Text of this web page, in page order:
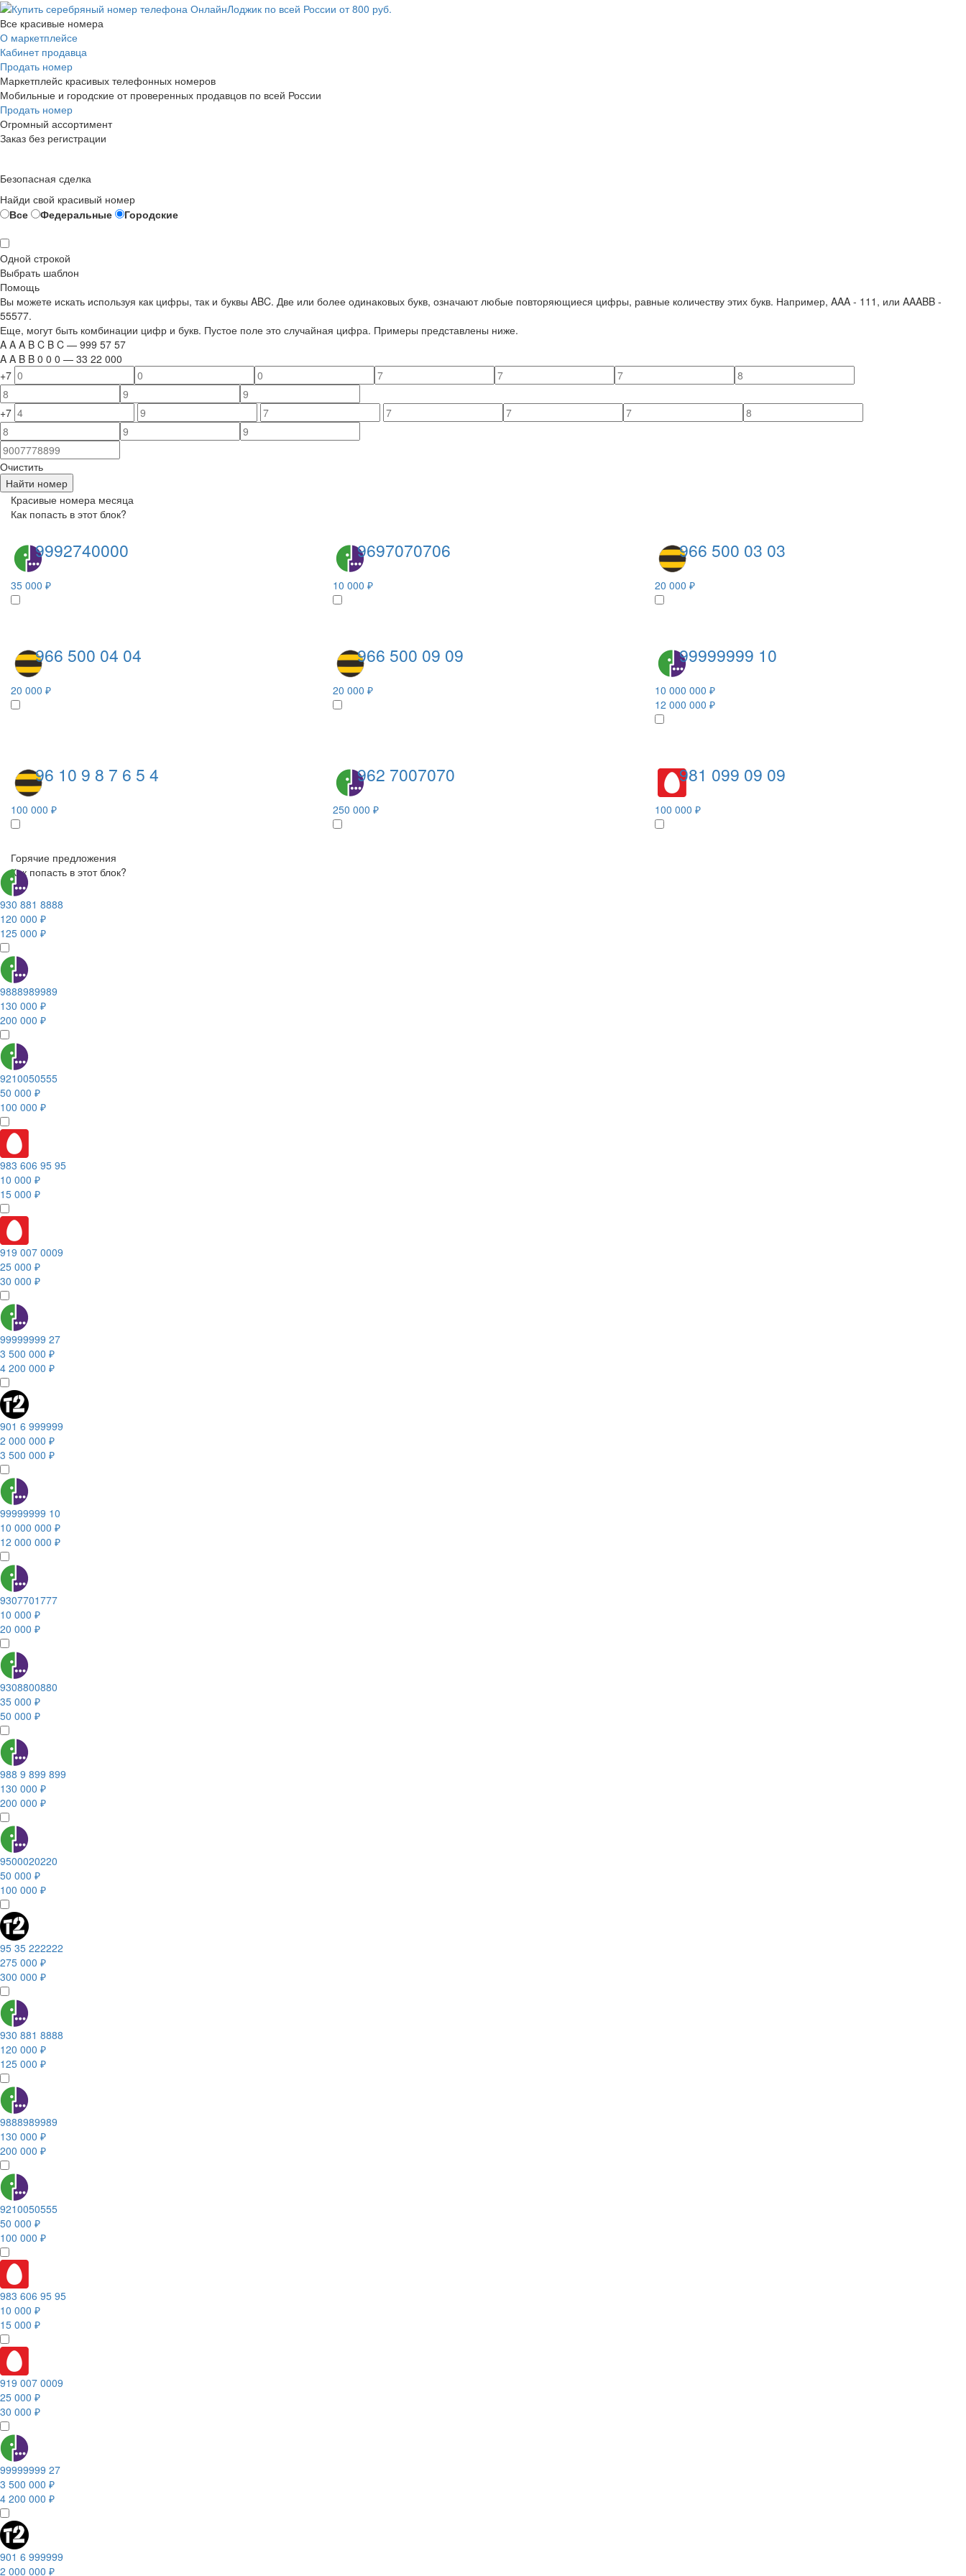
Все красивые номера
О маркетплейсе
Кабинет продавца
Продать номер
Маркетплейс красивых телефонных номеров
Мобильные и городские от проверенных продавцов по всей России
Продать номер
Огромный ассортимент
Заказ без регистрации
Безопасная сделка
Найди свой красивый номер
Все
Федеральные Городские
Одной строкой
Выбрать шаблон
Помощь
Вы можете искать используя как цифры, так и буквы ABC. Две или более одинаковых букв, означают любые повторяющиеся цифры, равные количеству этих букв. Например, AAA - 111 , или AAABB -
55577.
Еще, могут быть комбинации цифр и букв. Пустое поле это случайная цифра. Примеры представлены ниже.
A A A B C B C — 999 57 57
A A B B 0 0 0 — 33 22 000
+7
+7
Очистить
Найти номер
Красивые номера месяца
Как попасть в этот блок?
9992740000
35 000 ₽
9697070706
10 000 ₽
966 500 03 03
20 000 ₽
966 500 04 04
20 000 ₽
966 500 09 09
20 000 ₽
99999999 10
10 000 000 ₽
12 000 000 ₽
96 10 9 8 7 6 5 4
100 000 ₽
962 7007070
250 000 ₽
981 099 09 09
100 000 ₽
Горячие предложения
Как попасть в этот блок?
930 881 8888
120 000 ₽
125 000 ₽
9888989989
130 000 ₽
200 000 ₽
9210050555
50 000 ₽
100 000 ₽
983 606 95 95
10 000 ₽
15 000 ₽
919 007 0009
25 000 ₽
30 000 ₽
99999999 27
3 500 000 ₽
4 200 000 ₽
901 6 999999
2 000 000 ₽
3 500 000 ₽
99999999 10
10 000 000 ₽
12 000 000 ₽
9307701777
10 000 ₽
20 000 ₽
9308800880
35 000 ₽
50 000 ₽
988 9 899 899
130 000 ₽
200 000 ₽
9500020220
50 000 ₽
100 000 ₽
95 35 222222
275 000 ₽
300 000 ₽
930 881 8888
120 000 ₽
125 000 ₽
9888989989
130 000 ₽
200 000 ₽
9210050555
50 000 ₽
100 000 ₽
983 606 95 95
10 000 ₽
15 000 ₽
919 007 0009
25 000 ₽
30 000 ₽
99999999 27
3 500 000 ₽
4 200 000 ₽
901 6 999999
2 000 000 ₽